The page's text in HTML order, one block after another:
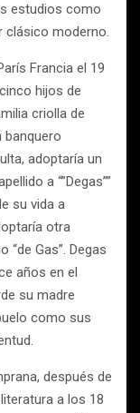
estudios como
clásico moderno.
Francia el 19
hijos de
criolla de
banquero
adoptaría un
a “”Degas””
su vida a
otra
Gas”. Degas
años en el
su madre
como sus
después de
a los 18